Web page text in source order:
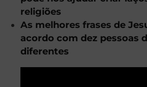
religiões
As melhores frases de
acordo com dez pessoas
diferentes